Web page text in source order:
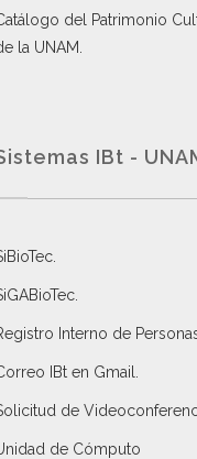
del Patrimonio
la UNAM.
IBt -
Interno de
IBt en Gmail
de
de Cómputo